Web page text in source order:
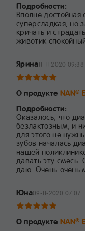
Подробности:
Вполне
суперсладкая, но
кричать и
животик
Ярина11-11-2020 09:38
О продукте NAN®
Подробности:
Оказалось, что
безлактозным, и
для этого не
зубов началась
нашей
давать эту смесь.
даю. Очень-очень
Юна09-11-2020 07:07
О продукте NAN®